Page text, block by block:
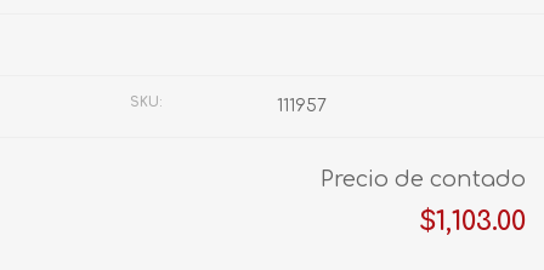
SKU: 111957
Precio de contado
$1,103.00